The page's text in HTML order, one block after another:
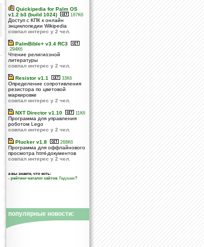
Quickipedia for Palm OS
v1.2 b3 (build 1024)
187Кб
Доступ с КПК к онлайн
энциклопедии Wikipedia
совпал интерес у 2 чел.
PalmBible+ v3.4 RC3
294Кб
Чтение религиозной
литературы
совпал интерес у 2 чел.
Resistor v1.1 33Кб
Определение сопротивления
резистора по цветовой
маркировке
совпал интерес у 2 чел.
NXT Director v1.10 11Кб
Программа для управления
роботом Lego
совпал интерес у 2 чел.
Plucker v1.8 268Кб
Программа для оффлайнового
просмотра html-документов
совпал интерес у 2 чел.
а вы знаете, что есть:
- рейтинг-каталог сайтов Ладошек?
популярные новости: